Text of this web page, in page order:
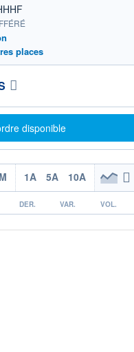
places
disponible
1A 5A 10A
DER. VAR. VOL.